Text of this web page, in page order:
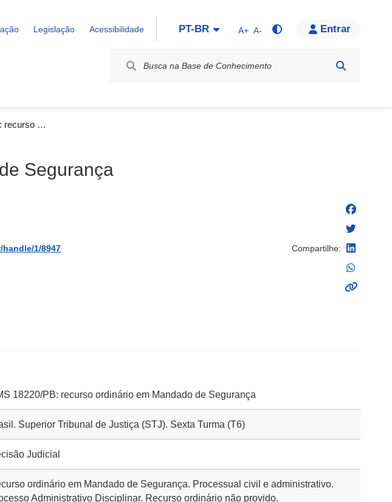
Legislação Acessibilidade PT-BR A+ A- Entrar
RMS 18220/PB: recurso ordinário em Mandado de Segurança
Segurança
1/8947 Compartilhe:
18220/PB: recurso ordinário em Mandado de Segurança
Superior Tribunal de Justiça (STJ). Sexta Turma (T6)
Judicial
ordinário em Mandado de Segurança. Processual civil e administrativo.
Administrativo Disciplinar. Recurso ordinário não provido.